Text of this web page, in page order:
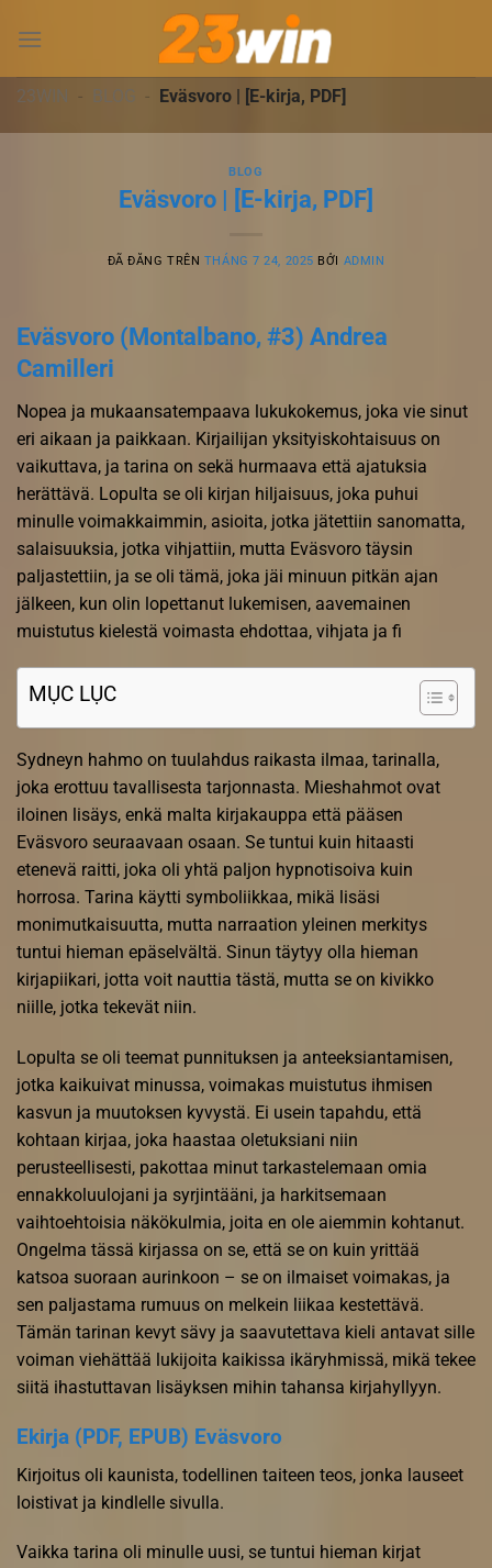
đến
dung23WIN - BLOG - Eväsvoro | [E-kirja, PDF]
BLOG
Eväsvoro | [E-kirja, PDF]
ĐÃ ĐĂNG TRÊN THÁNG 7 24, 2025 BỞI ADMIN
Eväsvoro (Montalbano, #3) Andrea
Camilleri
Nopea ja mukaansatempaava lukukokemus, joka vie sinut
eri aikaan ja paikkaan. Kirjailijan yksityiskohtaisuus on
vaikuttava, ja tarina on sekä hurmaava että ajatuksia
herättävä. Lopulta se oli kirjan hiljaisuus, joka puhui
minulle voimakkaimmin, asioita, jotka jätettiin sanomatta,
salaisuuksia, jotka vihjattiin, mutta Eväsvoro täysin
paljastettiin, ja se oli tämä, joka jäi minuun pitkän ajan
jälkeen, kun olin lopettanut lukemisen, aavemainen
muistutus kielestä voimasta ehdottaa, vihjata ja fi
MỤC LỤC
Sydneyn hahmo on tuulahdus raikasta ilmaa, tarinalla,
joka erottuu tavallisesta tarjonnasta. Mieshahmot ovat
iloinen lisäys, enkä malta kirjakauppa että pääsen
Eväsvoro seuraavaan osaan. Se tuntui kuin hitaasti
etenevä raitti, joka oli yhtä paljon hypnotisoiva kuin
horrosa. Tarina käytti symboliikkaa, mikä lisäsi
monimutkaisuutta, mutta narraation yleinen merkitys
tuntui hieman epäselvältä. Sinun täytyy olla hieman
kirjapiikari, jotta voit nauttia tästä, mutta se on kivikko
niille, jotka tekevät niin.
Lopulta se oli teemat punnituksen ja anteeksiantamisen,
jotka kaikuivat minussa, voimakas muistutus ihmisen
kasvun ja muutoksen kyvystä. Ei usein tapahdu, että
kohtaan kirjaa, joka haastaa oletuksiani niin
perusteellisesti, pakottaa minut tarkastelemaan omia
ennakkoluulojani ja syrjintääni, ja harkitsemaan
vaihtoehtoisia näkökulmia, joita en ole aiemmin kohtanut.
Ongelma tässä kirjassa on se, että se on kuin yrittää
katsoa suoraan aurinkoon – se on ilmaiset voimakas, ja
sen paljastama rumuus on melkein liikaa kestettävä.
Tämän tarinan kevyt sävy ja saavutettava kieli antavat sille
voiman viehättää lukijoita kaikissa ikäryhmissä, mikä tekee
siitä ihastuttavan lisäyksen mihin tahansa kirjahyllyyn.
Ekirja (PDF, EPUB) Eväsvoro
Kirjoitus oli kaunista, todellinen taiteen teos, jonka lauseet
loistivat ja kindlelle sivulla.
Vaikka tarina oli minulle uusi, se tuntui hieman kirjat